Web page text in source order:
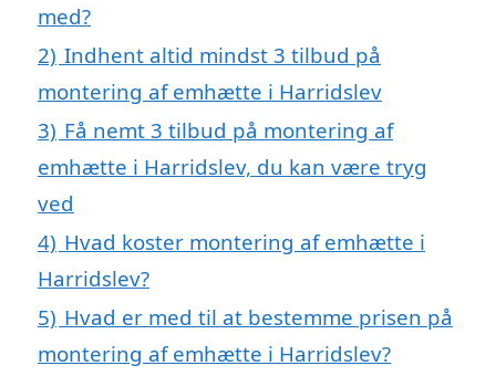
med?
2) Indhent altid mindst 3 tilbud på
montering af emhætte i Harridslev
3) Få nemt 3 tilbud på montering af
emhætte i Harridslev, du kan være tryg
ved
4) Hvad koster montering af emhætte i
Harridslev?
5) Hvad er med til at bestemme prisen på
montering af emhætte i Harridslev?